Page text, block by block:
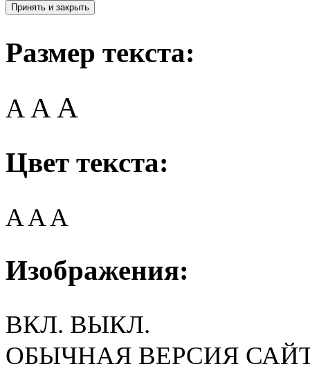
Принять и закрыть
Размер текста:
A AA
Цвет текста:
AAA
Изображения:
ВКЛ. ВЫКЛ.
ОБЫЧНАЯ ВЕРСИЯ